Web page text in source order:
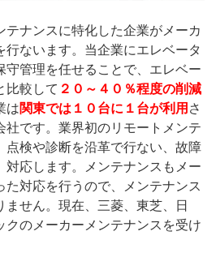
テナンスに特化した企業がメーカ
行ないます。当企業にエレベータ
守管理を任せることで、エレベー
比較して ２０～４０％程度の削減
は関東では１０台に１台が利用 さ
社です。業界初のリモートメンテ
点検や診断を沿革で行ない、故障
対応します。メンテナンスもメー
た対応を行うので、メンテナンス
ません。現在、三菱、東芝、日
クのメーカーメンテナンスを受け